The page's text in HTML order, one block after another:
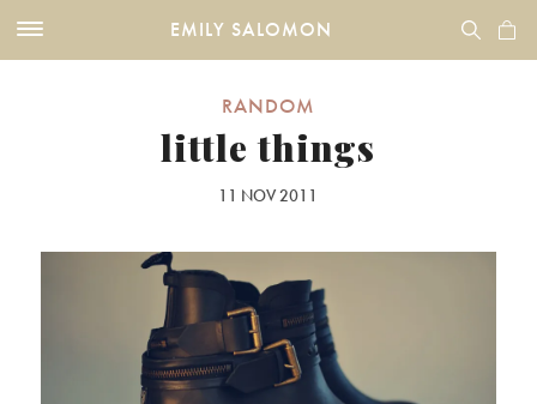
EMILY SALOMON
RANDOM
little things
11 NOV 2011